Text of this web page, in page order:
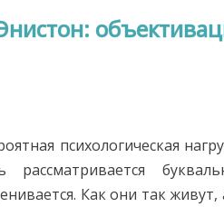
психологическая
рассматривается
Как они так